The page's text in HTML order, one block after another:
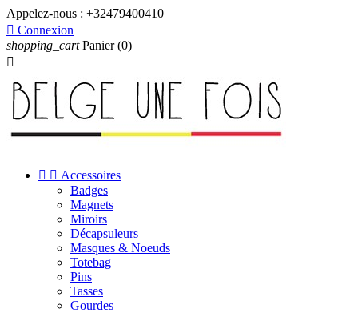
Appelez-nous : +32479400410
 Connexion
shopping_cart Panier (0)

  Accessoires
Badges
Magnets
Miroirs
Décapsuleurs
Masques & Noeuds
Totebag
Pins
Tasses
Gourdes